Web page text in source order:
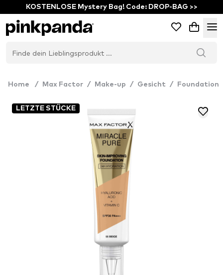
KOSTENLOSE Mystery Bag! Code: DROP-BAG >>
Home / Max Factor / Make-up / Gesicht / Foundation
LETZTE STÜCKE